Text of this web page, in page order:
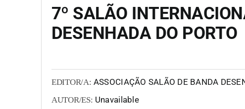
7º SALÃO
DESENHADA DO PORTO
EDITOR/A: ASSOCIAÇÃO SALÃO DE BANDA
AUTOR/ES: Unavailable